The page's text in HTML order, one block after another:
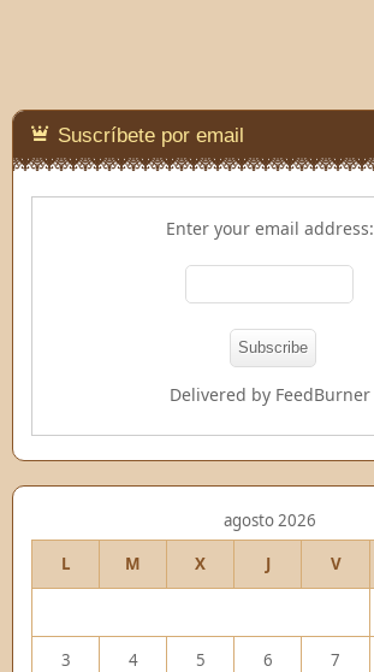
Suscríbete por email
Enter your email address:
Delivered by FeedBurner
agosto 2026
L
M X J V
3 4 5 6 7